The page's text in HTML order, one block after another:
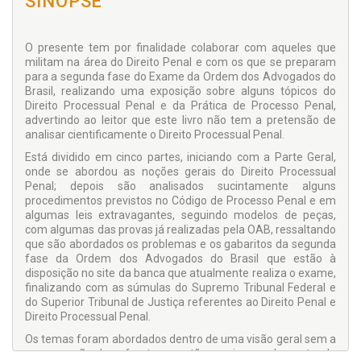
O presente tem por finalidade colaborar com aqueles que
militam na área do Direito Penal e com os que se preparam
para a segunda fase do Exame da Ordem dos Advogados do
Brasil, realizando uma exposição sobre alguns tópicos do
Direito Processual Penal e da Prática de Processo Penal,
advertindo ao leitor que este livro não tem a pretensão de
analisar cientificamente o Direito Processual Penal.
Está dividido em cinco partes, iniciando com a Parte Geral,
onde se abordou as noções gerais do Direito Processual
Penal; depois são analisados sucintamente alguns
procedimentos previstos no Código de Processo Penal e em
algumas leis extravagantes, seguindo modelos de peças,
com algumas das provas já realizadas pela OAB, ressaltando
que são abordados os problemas e os gabaritos da segunda
fase da Ordem dos Advogados do Brasil que estão à
disposição no site da banca que atualmente realiza o exame,
finalizando com as súmulas do Supremo Tribunal Federal e
do Superior Tribunal de Justiça referentes ao Direito Penal e
Direito Processual Penal.
Os temas foram abordados dentro de uma visão geral sem a
preocupação de enfrentar questões mais complexas, tendo